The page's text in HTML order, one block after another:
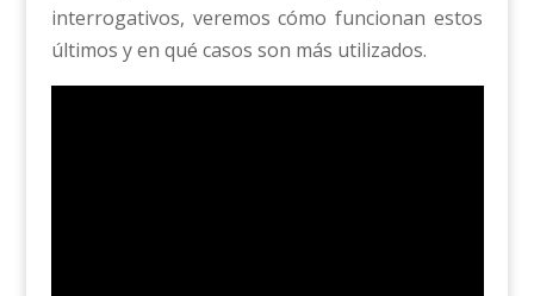
interrogativos, veremos cómo funcionan estos
últimos y en qué casos son más utilizados.